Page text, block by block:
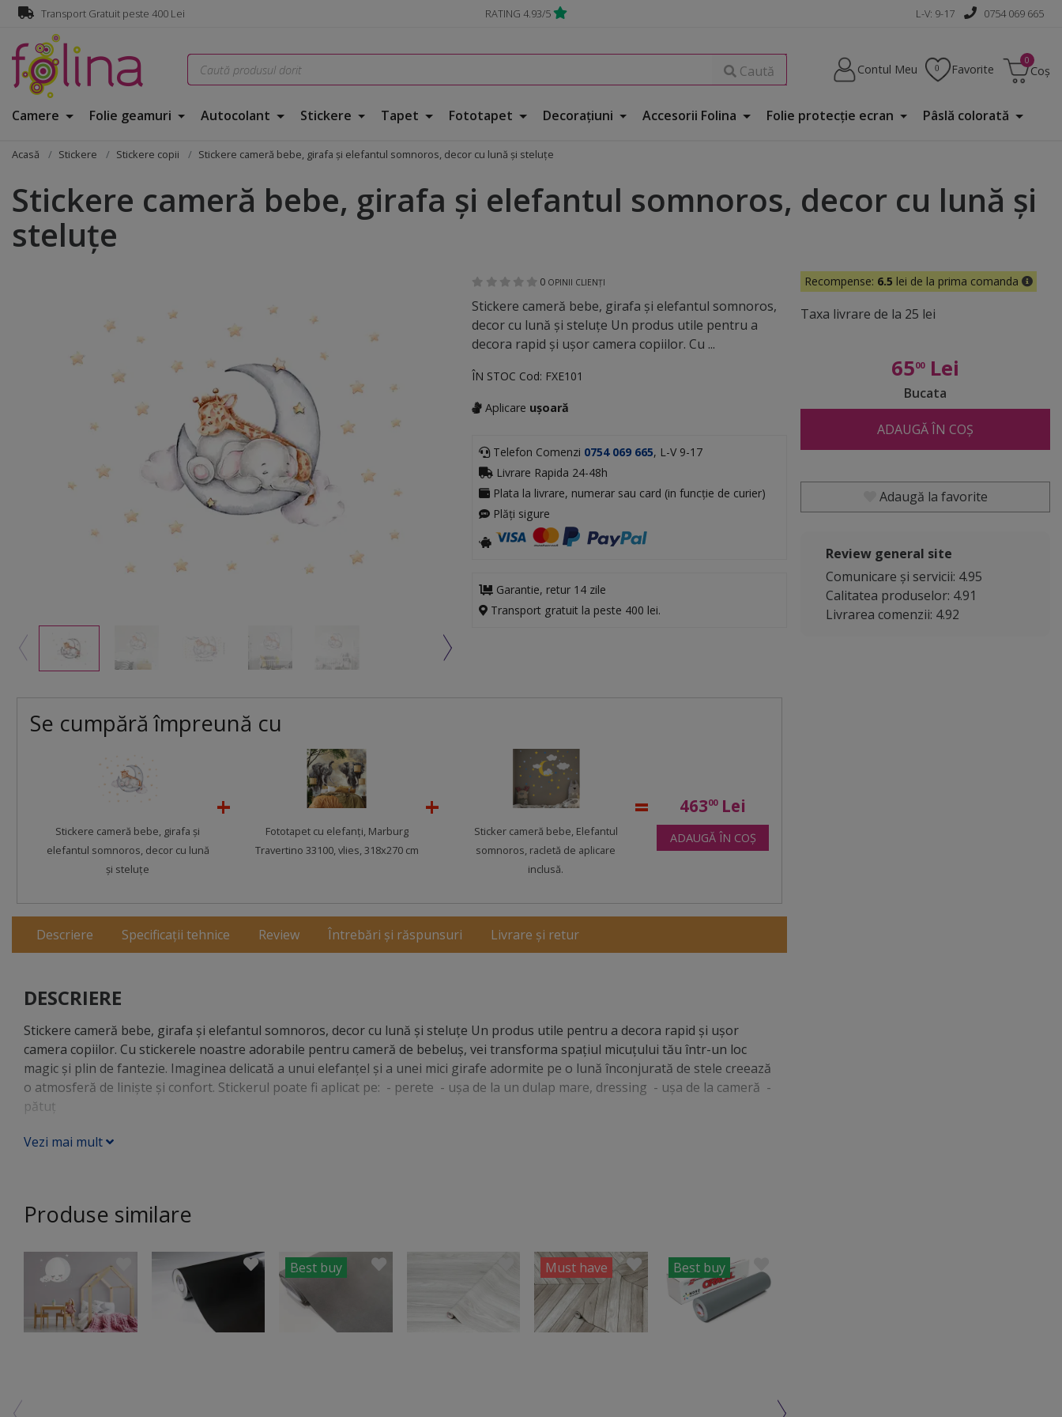
Transport Gratuit peste 400 Lei RATING 4.93/5 L-V: 9-17 0754 069 665
Caută Contul Meu Favorite Coș
Camere Folie geamuri Autocolant Stickere Tapet Fototapet Decorațiuni Accesorii Folina Folie protecţie ecran Pâslă colorată
Acasă Stickere Stickere copii Stickere cameră bebe, girafa şi elefantul somnoros, decor cu lună şi steluţe
Stickere cameră bebe, girafa şi elefantul somnoros, decor cu lună şi
steluţe
0 OPINII CLIENȚI
Stickere cameră bebe, girafa şi elefantul somnoros,
decor cu lună şi steluţe Un produs utile pentru a
decora rapid şi uşor camera copiilor. Cu ...
ÎN STOC Cod: FXE101
Aplicare ușoară
Telefon Comenzi 0754 069 665, L-V 9-17
Livrare Rapida 24-48h
Plata la livrare, numerar sau card (in funcție de curier)
Plăți sigure
Garantie, retur 14 zile
Transport gratuit la peste 400 lei.
Se cumpără împreună cu
Stickere cameră bebe, girafa şi
elefantul somnoros, decor cu lună
şi steluţe
Fototapet cu elefanţi, Marburg
Travertino 33100, vlies, 318x270 cm
Sticker cameră bebe, Elefantul
somnoros, racletă de aplicare
inclusă.
46300Lei
ADAUGĂ ÎN COȘ
Descriere Specificații tehnice Review Întrebări și răspunsuri Livrare și retur
DESCRIERE
Stickere cameră bebe, girafa şi elefantul somnoros, decor cu lună şi steluţe Un produs utile pentru a decora rapid şi uşor
camera copiilor. Cu stickerele noastre adorabile pentru cameră de bebeluș, vei transforma spațiul micuțului tău într-un loc
magic și plin de fantezie. Imaginea delicată a unui elefanţel și a unei mici girafe adormite pe o lună înconjurată de stele creează
o atmosferă de liniște și confort. Stickerul poate fi aplicat pe: - perete - uşa de la un dulap mare, dressing - uşa de la cameră -
pătuţ
Vezi mai mult
Produse similare
Best buy Must have Best buy
Recompense: 6.5 lei de la prima comanda
Taxa livrare de la 25 lei
6500Lei
Bucata
ADAUGĂ ÎN COȘ
Adaugă la favorite
Review general site
Comunicare și servicii: 4.95
Calitatea produselor: 4.91
Livrarea comenzii: 4.92